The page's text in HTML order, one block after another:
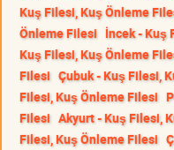
Kuş Filesi, Kuş Önleme
Önleme Filesi İncek - Kuş
Kuş Filesi, Kuş Önleme
Filesi Çubuk - Kuş Filesi,
Filesi, Kuş Önleme Filesi
Filesi Akyurt - Kuş Filesi,
Filesi, Kuş Önleme Filesi